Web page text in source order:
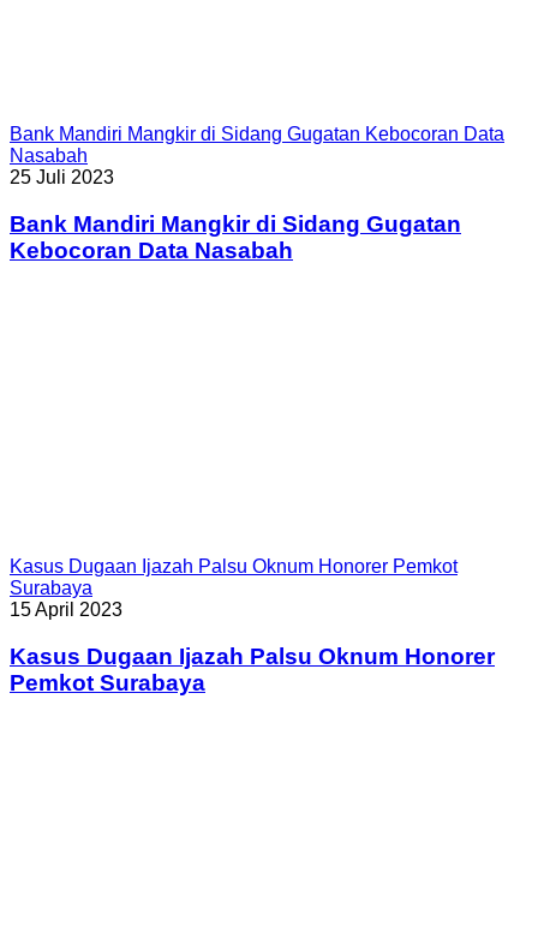
Bank Mandiri Mangkir di Sidang Gugatan Kebocoran Data
Nasabah
25 Juli 2023
Bank Mandiri Mangkir di Sidang Gugatan
Kebocoran Data Nasabah
Kasus Dugaan Ijazah Palsu Oknum Honorer Pemkot
Surabaya
15 April 2023
Kasus Dugaan Ijazah Palsu Oknum Honorer
Pemkot Surabaya